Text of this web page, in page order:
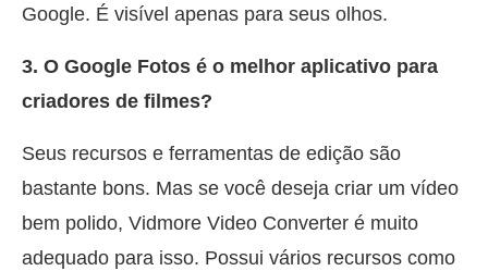
Google. É visível apenas para seus olhos.
3. O Google Fotos é o melhor aplicativo para
criadores de filmes?
Seus recursos e ferramentas de edição são
bastante bons. Mas se você deseja criar um vídeo
bem polido, Vidmore Video Converter é muito
adequado para isso. Possui vários recursos como